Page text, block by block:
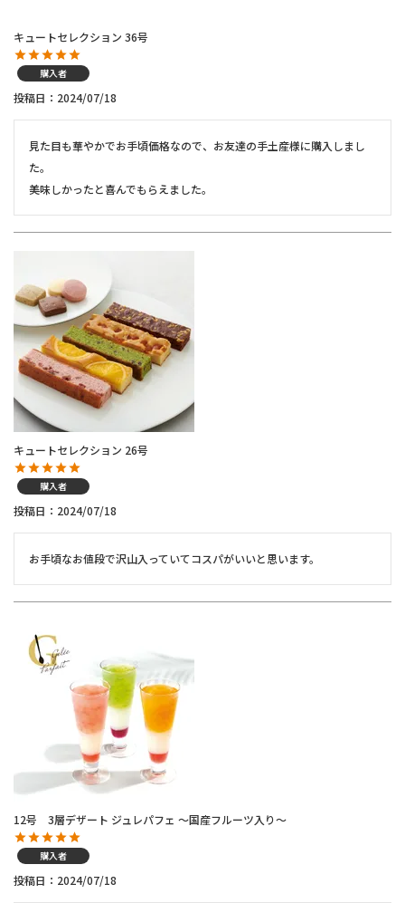
キュートセレクション 36号
購入者
投稿日 2024/07/18
見た目も華やかでお手頃価格なので、お友達の手土産様に購入しまし
た。
美味しかったと喜んでもらえました。
キュートセレクション 26号
購入者
投稿日 2024/07/18
お手頃なお値段で沢山入っていてコスパがいいと思います。
12号 3層デザート ジュレパフェ ～国産フルーツ入り～
購入者
投稿日 2024/07/18